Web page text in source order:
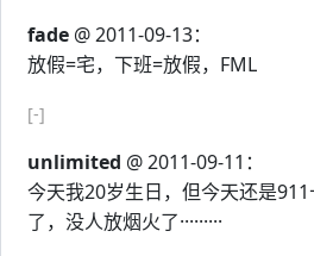
fade @ 2011-09-13：
放假=宅，下班=放假，FML
[-]
unlimited @ 2011-09-11：
今天我20岁生日，但今天还是911
了，没人放烟火了·········